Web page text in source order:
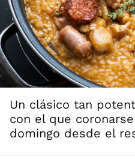
Un clásico tan
con el que
domingo desde el